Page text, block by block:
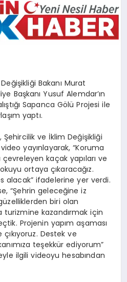
Bakanı Murat
Başkanı Yusuf Alemdar’ın
Sapanca Gölü Projesi ile
yaptı.
Şehircilik ve İklim Değişikliği
yayınlayarak, “Koruma
kaçak yapıları ve
ortaya çıkaracağız.
alacak” ifadelerine yer verdi.
“Şehrin geleceğine iz
biri olan
kazandırmak için
Projenin yapım aşaması
Destek ve
teşekkür ediyorum”
ilgili videoyu hesabından